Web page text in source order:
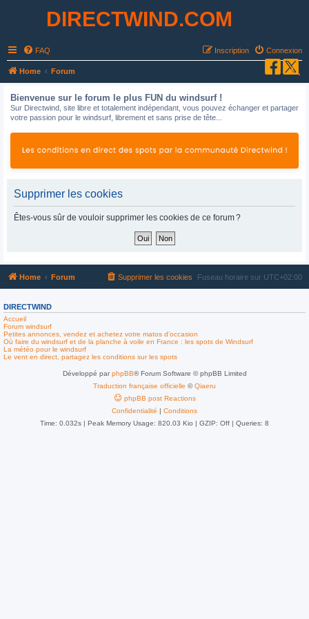
DIRECTWIND.COM
FAQ Connexion
Inscription
Home Forum
Bienvenue sur le forum le plus FUN du windsurf !
Sur Directwind, site libre et totalement indépendant, vous pouvez échanger et partager
votre passion pour le windsurf, librement et sans prise de tête...
Supprimer les cookies
Êtes-vous sûr de vouloir supprimer les cookies de ce forum ?
Home Forum Fuseau horaire sur UTC+02:00
Supprimer les cookies
DIRECTWIND
Accueil
Forum windsurf
Petites annonces, vendez et achetez votre matos d'occasion
Où faire du windsurf et de la planche à voile en France : les spots de Windsurf
La météo pour le windsurf
Le vent en direct, partagez les conditions sur les spots
Développé parphpBB® Forum Software © phpBB Limited
Traduction française officielle ©Qiaeru
phpBB post Reactions
Confidentialité | Conditions
Time: 0.032s | Peak Memory Usage: 820.03 Kio | GZIP: Off | Queries: 8